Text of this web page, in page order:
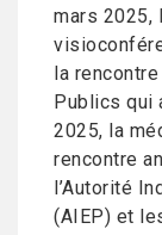
mars 2025,
la
Publics qui
2025, la
rencontre
l’Autorité
(AIEP) et